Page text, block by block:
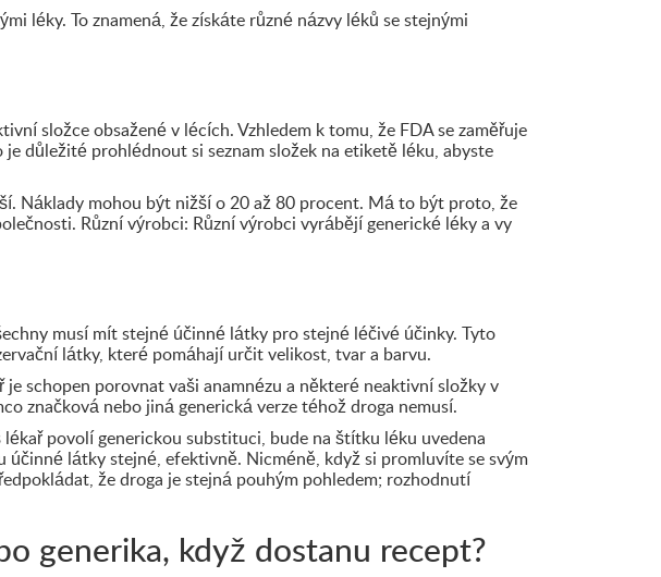
léky. To znamená, že získáte různé názvy léků se stejnými
složce obsažené v lécích. Vzhledem k tomu, že FDA se zaměřuje
důležité prohlédnout si seznam složek na etiketě léku, abyste
Náklady mohou být nižší o 20 až 80 procent. Má to být proto, že
Různí výrobci: Různí výrobci vyrábějí generické léky a vy
musí mít stejné účinné látky pro stejné léčivé účinky. Tyto
látky, které pomáhají určit velikost, tvar a barvu.
schopen porovnat vaši anamnézu a některé neaktivní složky v
značková nebo jiná generická verze téhož droga nemusí.
lékař povolí generickou substituci, bude na štítku léku uvedena
účinné látky stejné, efektivně. Nicméně, když si promluvíte se svým
že droga je stejná pouhým pohledem; rozhodnutí
generika, když dostanu recept?